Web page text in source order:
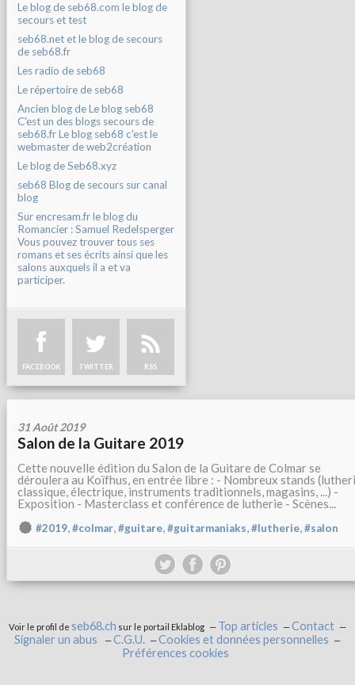
Le blog de seb68.com le blog de
secours et test
seb68.net et le blog de secours
de seb68.fr
Les radio de seb68
Le répertoire de seb68
Ancien blog de Le blog seb68
C'est un des blogs secours de
seb68.fr Le blog seb68 c'est le
webmaster de web2création
Le blog de Seb68.xyz
seb68 Blog de secours sur canal
blog
Sur encresam.fr le blog du
Romancier : Samuel Redelsperger
Vous pouvez trouver tous ses
romans et ses écrits ainsi que les
salons auxquels il a et va
participer.
FACEBOOK TWITTER RSS
31 Août 2019
Salon de la Guitare 2019
Cette nouvelle édition du Salon de la Guitare de Colmar se
déroulera au Koïfhus, en entrée libre : - Nombreux stands
classique, électrique, instruments traditionnels, magasins, ...) -
Exposition - Masterclass et conférence de lutherie - Scènes...
#2019,#colmar,#guitare,#guitarmaniaks,#lutherie,#salon
Voir le profil de seb68.ch sur le portail Eklablog Top articles
Contact
Signaler un abus
C.G.U.
Cookies et données personnelles
Préférences cookies